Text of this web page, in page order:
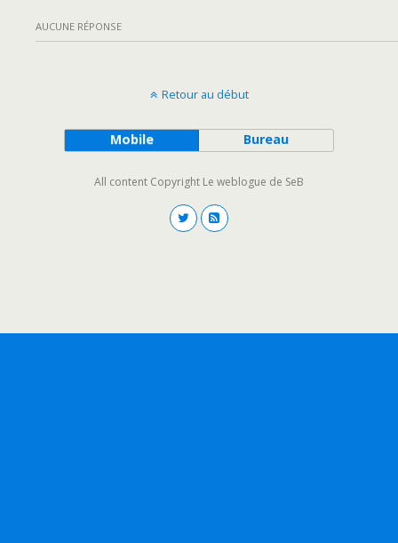
AUCUNE RÉPONSE
Retour au début
Mobile Bureau
All content Copyright Le weblogue de SeB